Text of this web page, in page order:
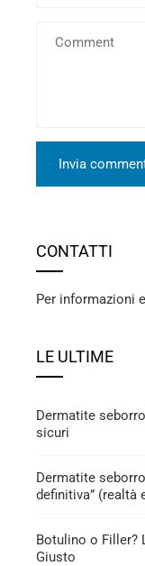
CONTATTI
Per informazioni
LE ULTIME
Dermatite
sicuri
Dermatite
definitiva” (realtà
Botulino o Filler?
Giusto